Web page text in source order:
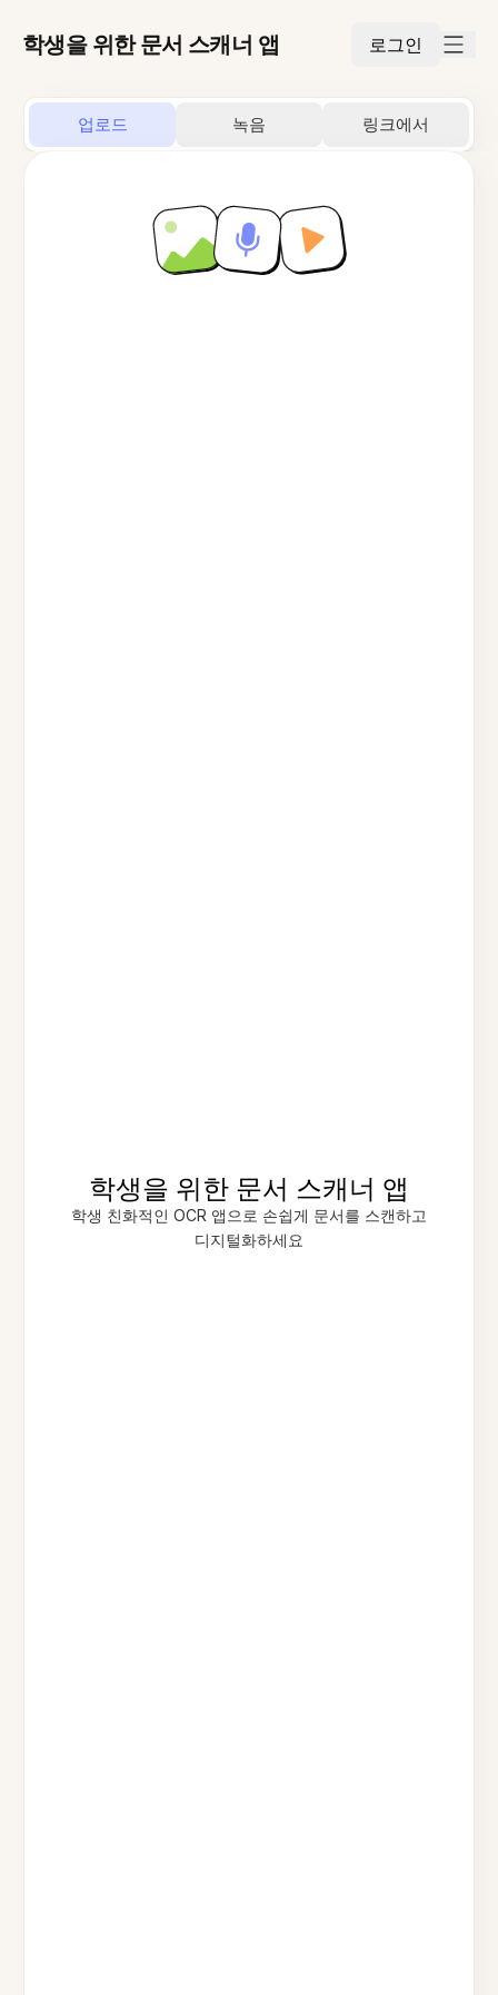
학생을 위한 문서 스캐너 앱 로그인
업로드 녹음 링크에서
학생을 위한 문서 스캐너 앱
학생 친화적인 OCR 앱으로 손쉽게 문서를 스캔하고
디지털화하세요